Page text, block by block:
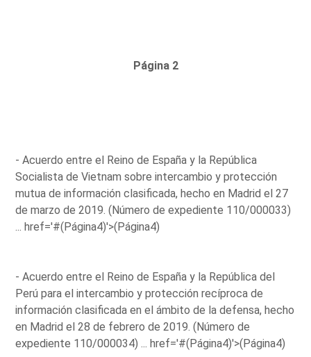
Página 2
- Acuerdo entre el Reino de España y la República
Socialista de Vietnam sobre intercambio y protección
mutua de información clasificada, hecho en Madrid el 27
de marzo de 2019. (Número de expediente 110/000033)
...href='#(Página4)'>(Página4)
- Acuerdo entre el Reino de España y la República del
Perú para el intercambio y protección recíproca de
información clasificada en el ámbito de la defensa, hecho
en Madrid el 28 de febrero de 2019. (Número de
expediente 110/000034) ...href='#(Página4)'>(Página4)